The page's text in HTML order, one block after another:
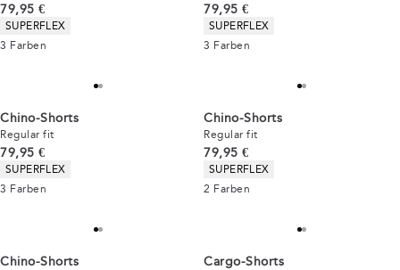
Preis
79,95 €
Produkteigenschaften
SUPERFLEX
3 Farben
Preis
79,95 €
Produkteigenschaften
SUPERFLEX
3 Farben
Chino-Shorts
Regular fit
Preis
79,95 €
Produkteigenschaften
SUPERFLEX
3 Farben
Chino-Shorts
Regular fit
Preis
79,95 €
Produkteigenschaften
SUPERFLEX
2 Farben
Chino-Shorts Cargo-Shorts